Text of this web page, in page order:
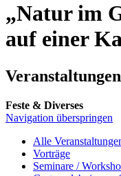
„Natur im
auf einer
Veranstaltungen
Feste & Diverses
Navigation überspringen
Alle
Vorträge
Seminare /